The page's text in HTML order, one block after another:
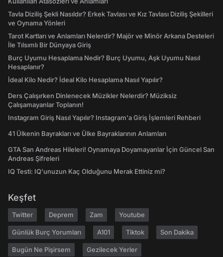
Tavla Diziliş Şekli Nasıldır? Erkek Tavlası ve Kız Tavlası Diziliş Şekilleri
ve Oynama Yönleri
Tarot Kartları ve Anlamları Nelerdir? Majör ve Minör Arkana Desteleri
İle Tılsımlı Bir Dünyaya Giriş
Burç Uyumu Hesaplama Nedir? Burç Uyumu, Aşk Uyumu Nasıl
Hesaplanır?
İdeal Kilo Nedir? İdeal Kilo Hesaplama Nasıl Yapılır?
Ders Çalışırken Dinlenecek Müzikler Nelerdir? Müziksiz
Çalışamayanlar Toplanın!
Instagram Giriş Nasıl Yapılır? Instagram'a Giriş İşlemleri Rehberi
41 Ülkenin Bayrakları ve Ülke Bayraklarının Anlamları
GTA San Andreas Hileleri! Oynamaya Doyamayanlar İçin Güncel San
Andreas Şifreleri
IQ Testi: IQ'unuzun Kaç Olduğunu Merak Ettiniz mi?
Keşfet
Twitter Deprem Zam Youtube
Günlük Burç Yorumları A101 Tiktok Son Dakika
Bugün Ne Pişirsem Gezilecek Yerler